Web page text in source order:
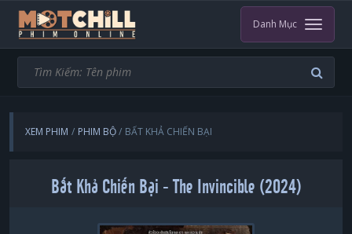
Danh Mục
XEM PHIM PHIM BỘ BẤT KHẢ CHIẾN BẠI
Bất Khả Chiến Bại - The Invincible (2024)